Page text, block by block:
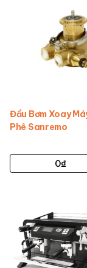
Đầu Bơm Xoay
Phê Sanremo
0₫